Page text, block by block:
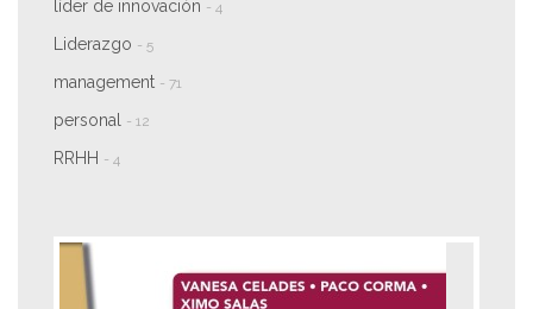
líder de innovación - 4
Liderazgo - 5
management - 71
personal - 12
RRHH - 4